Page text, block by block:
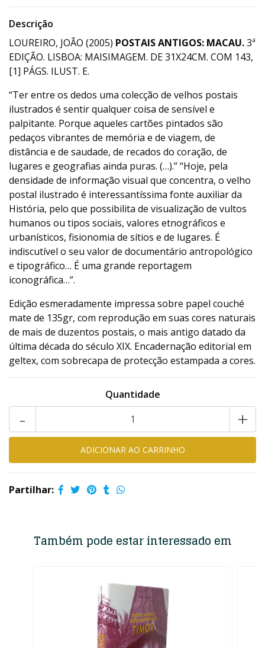
Descrição
LOUREIRO, JOÃO (2005) POSTAIS ANTIGOS: MACAU.3ª
EDIÇÃO. LISBOA: MAISIMAGEM. DE 31X24CM. COM 143,
[1] PÁGS. ILUST. E.
“Ter entre os dedos uma colecção de velhos postais
ilustrados é sentir qualquer coisa de sensível e
palpitante. Porque aqueles cartões pintados são
pedaços vibrantes de memória e de viagem, de
distância e de saudade, de recados do coração, de
lugares e geografias ainda puras. (…).” “Hoje, pela
densidade de informação visual que concentra, o velho
postal ilustrado é interessantíssima fonte auxiliar da
História, pelo que possibilita de visualização de vultos
humanos ou tipos sociais, valores etnográficos e
urbanísticos, fisionomia de sítios e de lugares. É
indiscutível o seu valor de documentário antropológico
e tipográfico… É uma grande reportagem
iconográfica…”.
Edição esmeradamente impressa sobre papel couché
mate de 135gr, com reprodução em suas cores naturais
de mais de duzentos postais, o mais antigo datado da
última década do século XIX. Encadernação editorial em
geltex, com sobrecapa de protecção estampada a cores.
Quantidade
+
-
Partilhar:
Também pode estar interessado em